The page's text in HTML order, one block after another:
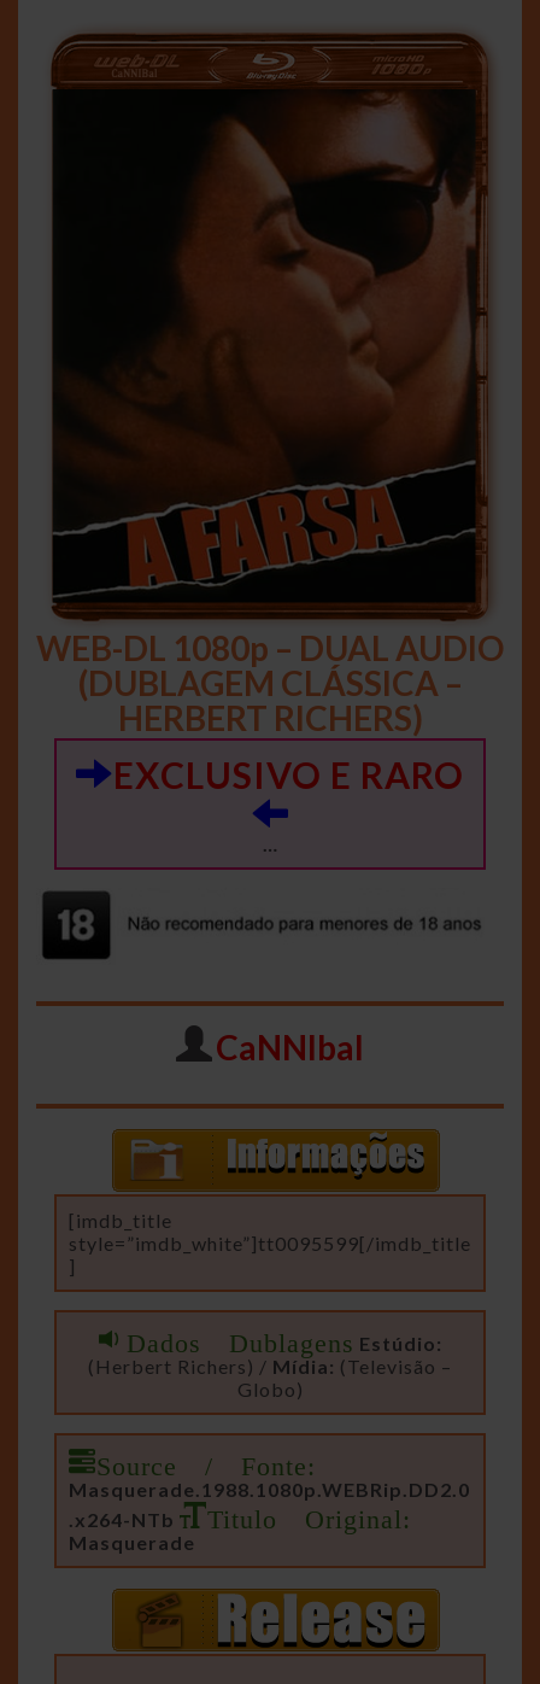
WEB-DL 1080p – DUAL AUDIO
(DUBLAGEM CLÁSSICA –
HERBERT RICHERS)
EXCLUSIVO E RARO
CaNNIbal
[imdb_title
style=”imdb_white”]tt0095599[/imdb_title
]
Dados Dublagens Estúdio:
(Herbert Richers) / Mídia: (Televisão –
Globo)
Source / Fonte:
Masquerade.1988.1080p.WEBRip.DD2.0
.x264-NTb
Titulo Original:
Masquerade